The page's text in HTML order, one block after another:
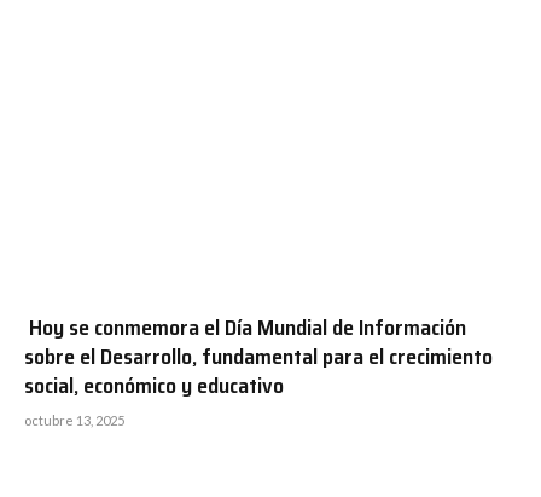
Hoy se conmemora el Día Mundial de Información
sobre el Desarrollo, fundamental para el crecimiento
social, económico y educativo
octubre 13, 2025